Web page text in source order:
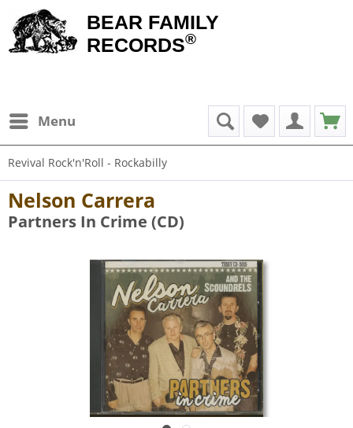
BEAR FAMILY
RECORDS®
Menu
Revival Rock'n'Roll - Rockabilly
Nelson Carrera
Partners In Crime (CD)